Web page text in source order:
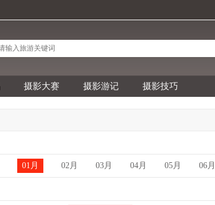
摄影大赛 摄影游记 摄影技巧
01月 02月 03月 04月 05月 06月